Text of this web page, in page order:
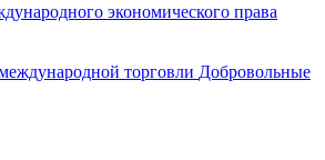
экономического права
торговли Добровольные